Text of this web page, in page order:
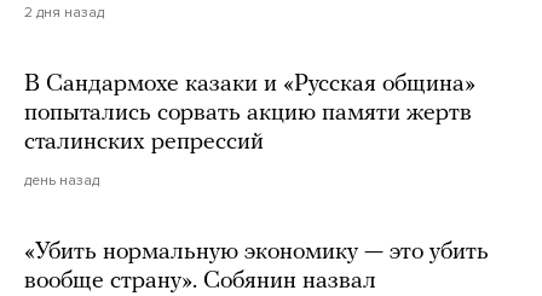
2 дня назад
В Сандармохе казаки и «Русская община»
попытались сорвать акцию памяти жертв
сталинских репрессий
день назад
«Убить нормальную экономику — это убить
вообще страну». Собянин назвал